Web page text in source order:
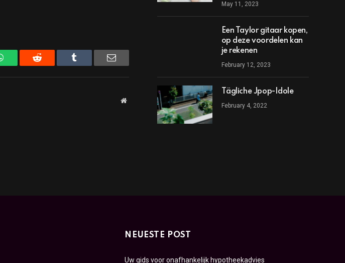
WhatsAppReddit Email
Website
May 11, 2023
Een Taylor gitaar kopen,
op deze voordelen kan
je rekenen
February 12, 2023
Tägliche Jpop-Idole
February 4, 2022
NEUESTE POST
Uw gids voor onafhankelijk hypotheekadvies